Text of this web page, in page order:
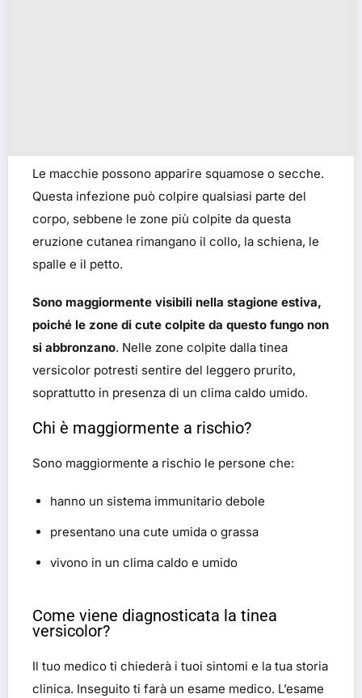
Le macchie possono apparire squamose o secche.
Questa infezione può colpire qualsiasi parte del
corpo, sebbene le zone più colpite da questa
eruzione cutanea rimangano il collo, la schiena, le
spalle e il petto.
Sono maggiormente visibili nella stagione estiva,
poiché le zone di cute colpite da questo fungo non
si abbronzano. Nelle zone colpite dalla tinea
versicolor potresti sentire del leggero prurito,
soprattutto in presenza di un clima caldo umido.
Chi è maggiormente a rischio?
Sono maggiormente a rischio le persone che:
hanno un sistema immunitario debole
presentano una cute umida o grassa
vivono in un clima caldo e umido
Come viene diagnosticata la tinea
versicolor?
Il tuo medico ti chiederà i tuoi sintomi e la tua storia
clinica. Inseguito ti farà un esame medico. L’esame